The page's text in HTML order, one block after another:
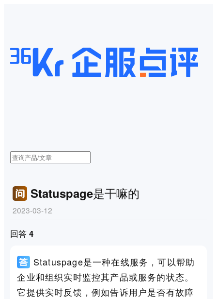
Statuspage是干嘛的
2023-03-12
回答 4
Statuspage是一种在线服务，可以帮助
企业和组织实时监控其产品或服务的状态。
它提供实时反馈，例如告诉用户是否有故障